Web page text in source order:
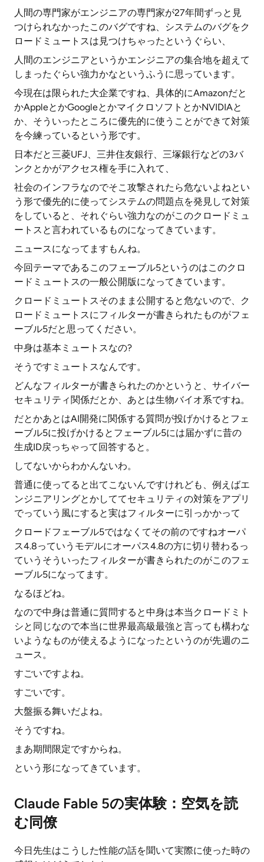
人間の専門家がエンジニアの専門家が27年間ずっと見
つけられなかったこのバグですね、システムのバグをク
ロードミュートスは見つけちゃったというぐらい、
人間のエンジニアというかエンジニアの集合地を超えて
しまったぐらい強力かなというふうに思っています。
今現在は限られた大企業ですね、具体的にAmazonだと
かAppleとかGoogleとかマイクロソフトとかNVIDIAと
か、そういったところに優先的に使うことができて対策
を今練っているという形です。
日本だと三菱UFJ、三井住友銀行、三塚銀行などの3バ
ンクとかがアクセス権を手に入れて、
社会のインフラなのでそこ攻撃されたら危ないよねとい
う形で優先的に使ってシステムの問題点を発見して対策
をしていると、それぐらい強力なのがこのクロードミュ
ートスと言われているものになってきています。
ニュースになってますもんね。
今回テーマであるこのフェーブル5というのはこのクロ
ードミュートスの一般公開版になってきています。
クロードミュートスそのまま公開すると危ないので、ク
ロードミュートスにフィルターが書きられたものがフェ
ーブル5だと思ってください。
中身は基本ミュートスなの?
そうですミュートスなんです。
どんなフィルターが書きられたのかというと、サイバー
セキュリティ関係だとか、あとは生物バイオ系ですね。
だとかあとはAI開発に関係する質問が投げかけるとフェ
ーブル5に投げかけるとフェーブル5には届かずに昔の
生成ID戻っちゃって回答すると。
してないからわかんないわ。
普通に使ってると出てこないんですけれども、例えばエ
ンジニアリングとかしててセキュリティの対策をアプリ
でっていう風にすると実はフィルターに引っかかって
クロードフェーブル5ではなくてその前のですねオーパ
ス4.8っていうモデルにオーパス4.8の方に切り替わるっ
ていうそういったフィルターが書きられたのがこのフェ
ーブル5になってます。
なるほどね。
なので中身は普通に質問すると中身は本当クロードミト
シと同じなので本当に世界最高級最強と言っても構わな
いようなものが使えるようになったというのが先週のニ
ュース。
すごいですよね。
すごいです。
大盤振る舞いだよね。
そうですね。
まあ期間限定ですからね。
という形になってきています。
Claude Fable 5の実体験：空気を読
む同僚
今日先生はこうした性能の話を聞いて実際に使った時の